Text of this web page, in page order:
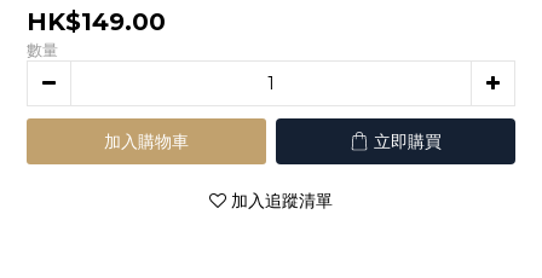
HK$149.00
數量
加入購物車 立即購買
加入追蹤清單